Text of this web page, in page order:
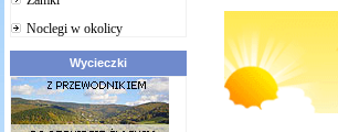
Noclegi w okolicy
Wycieczki